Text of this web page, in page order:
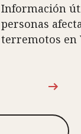
Información
personas
terremotos en